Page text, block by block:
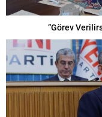
“Görev